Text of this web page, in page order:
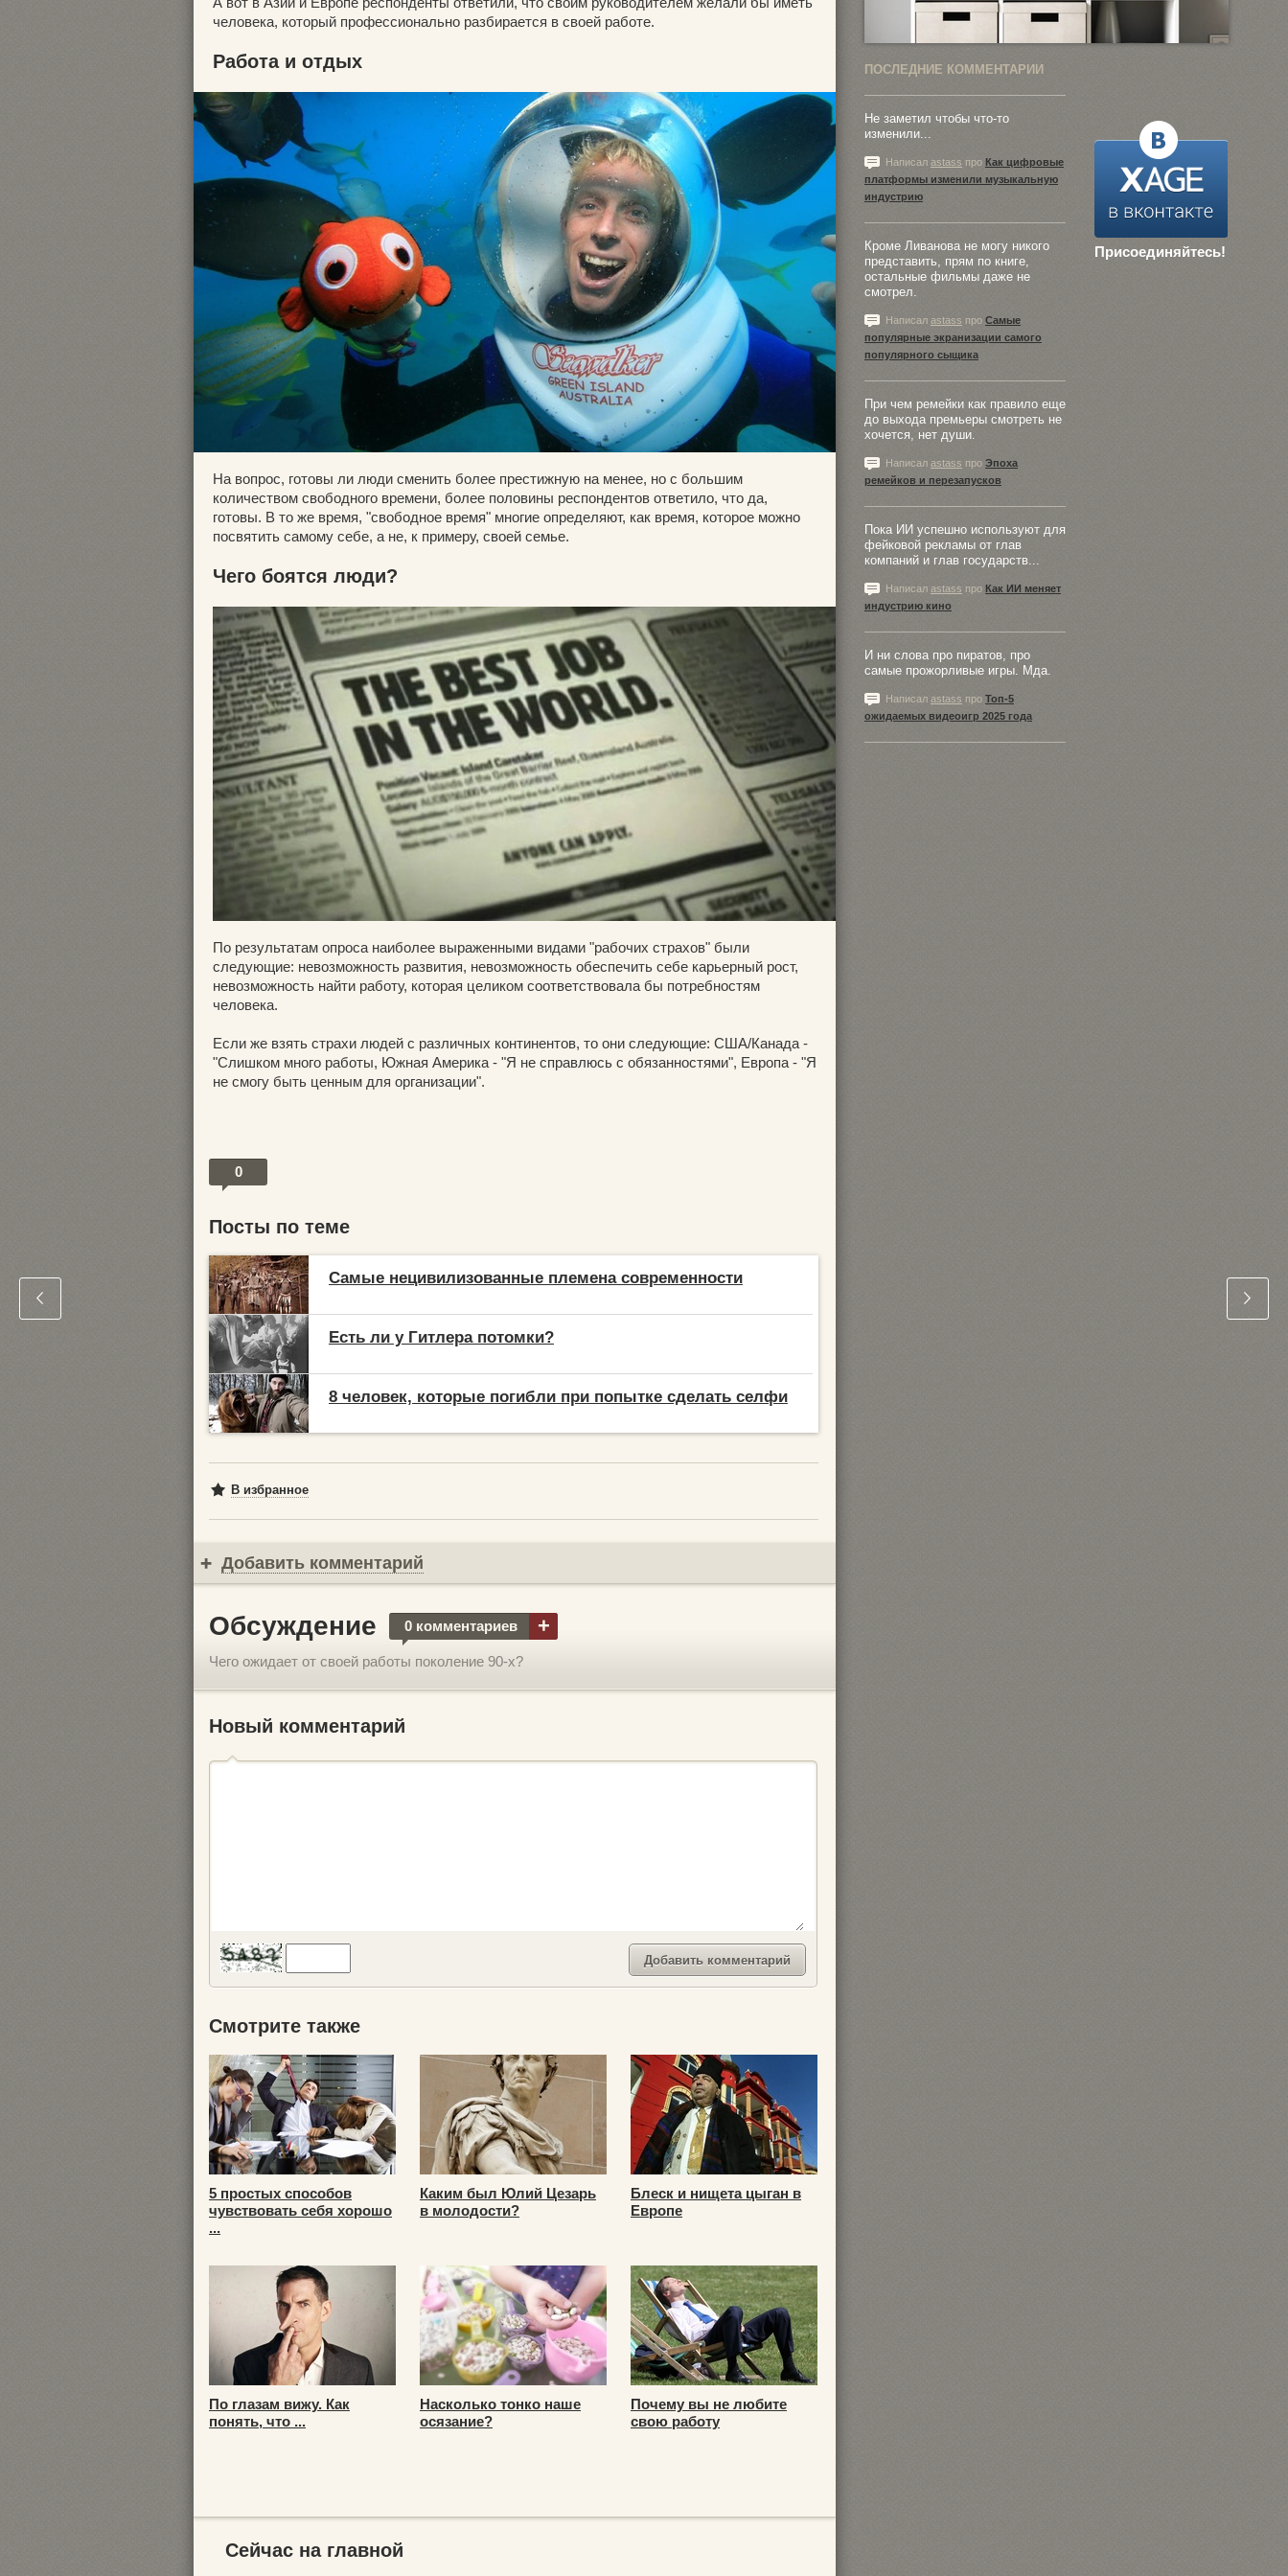
человека, который профессионально разбирается в своей работе.
Работа и отдых
На вопрос, готовы ли люди сменить более престижную на менее, но с большим
количеством свободного времени, более половины респондентов ответило, что да,
готовы. В то же время, "свободное время" многие определяют, как время, которое можно
посвятить самому себе, а не, к примеру, своей семье.
Чего боятся люди?
По результатам опроса наиболее выраженными видами "рабочих страхов" были
следующие: невозможность развития, невозможность обеспечить себе карьерный рост,
невозможность найти работу, которая целиком соответствовала бы потребностям
человека.
Если же взять страхи людей с различных континентов, то они следующие: США/Канада -
"Слишком много работы, Южная Америка - "Я не справлюсь с обязанностями", Европа - "Я
не смогу быть ценным для организации".
0
Посты по теме
Самые нецивилизованные племена современности
Есть ли у Гитлера потомки?
8 человек, которые погибли при попытке сделать селфи
В избранное
Добавить комментарий
Обсуждение 0 комментариев +
Чего ожидает от своей работы поколение 90-х?
Новый комментарий
Смотрите также
5 простых способов
чувствовать себя хорошо
...
Каким был Юлий Цезарь
в молодости?
Блеск и нищета цыган в
Европе
По глазам вижу. Как
понять, что ...
Насколько тонко наше
осязание?
Почему вы не любите
свою работу
Сейчас на главной
ПОСЛЕДНИЕ КОММЕНТАРИИ
Присоединяйтесь!
Не заметил чтобы что-то
изменили...
Написал astass про Как цифровые
платформы изменили музыкальную
индустрию
Кроме Ливанова не могу никого
представить, прям по книге,
остальные фильмы даже не
смотрел.
Написал astass про Самые
популярные экранизации самого
популярного сыщика
При чем ремейки как правило еще
до выхода премьеры смотреть не
хочется, нет души.
Написал astass про Эпоха
ремейков и перезапусков
Пока ИИ успешно используют для
фейковой рекламы от глав
компаний и глав государств...
Написал astass про Как ИИ меняет
индустрию кино
И ни слова про пиратов, про
самые прожорливые игры. Мда.
Написал astass про Топ-5
ожидаемых видеоигр 2025 года